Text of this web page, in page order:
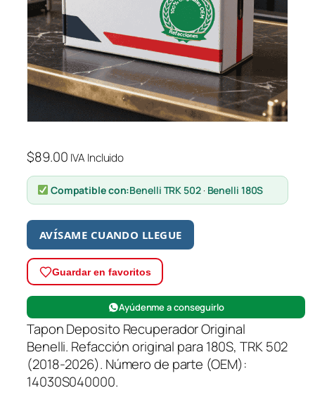
$89.00 IVA Incluido
Compatible con:Benelli TRK 502· Benelli 180S
AVÍSAME CUANDO LLEGUE
Guardar en favoritos
Ayúdenme a conseguirlo
Tapon Deposito Recuperador Original
Benelli. Refacción original para 180S, TRK 502
(2018-2026). Número de parte (OEM):
14030S040000.